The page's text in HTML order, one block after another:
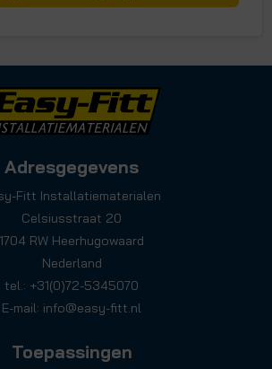
Adresgegevens
Fitt Installatiematerialen
Celsiusstraat 20
1704 RW Heerhugowaard
Nederland
tel.: +31(0)72-5345070
E-mail: info@easy-fitt.nl
Toepassingen